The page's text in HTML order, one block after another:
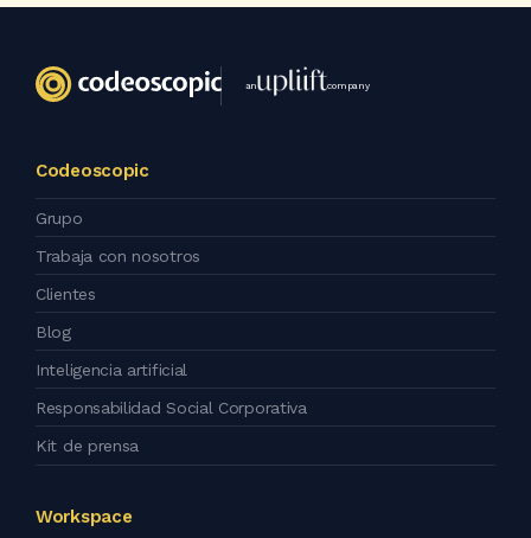
an company
Codeoscopic
Grupo
Trabaja con nosotros
Clientes
Blog
Inteligencia artificial
Responsabilidad Social Corporativa
Kit de prensa
Workspace